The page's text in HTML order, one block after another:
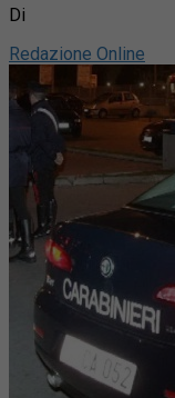
Di
Redazione Online